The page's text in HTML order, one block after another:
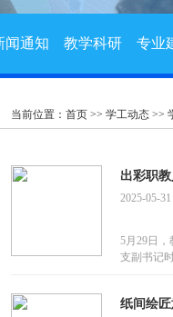
赛选拔赛中斩获佳绩[06-
闻通知 教学科研 专业
当前位置： 首页 >> 学工动态 >>
出彩职
2025-05-31
5月29日
支副书记
纸间绘